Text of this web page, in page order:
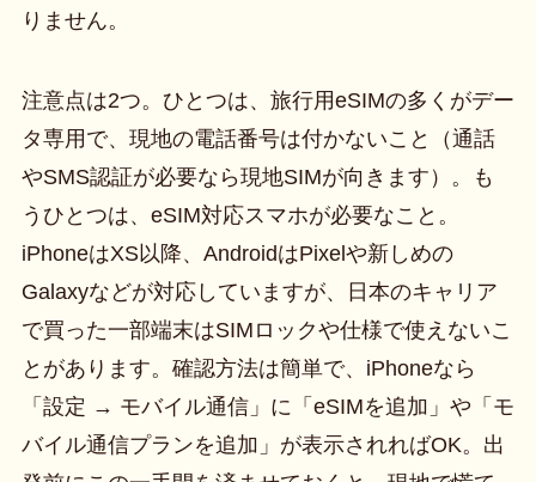
りません。
注意点は2つ。ひとつは、旅行用eSIMの多くがデー
タ専用で、現地の電話番号は付かないこと（通話
やSMS認証が必要なら現地SIMが向きます）。も
うひとつは、eSIM対応スマホが必要なこと。
iPhoneはXS以降、AndroidはPixelや新しめの
Galaxyなどが対応していますが、日本のキャリア
で買った一部端末はSIMロックや仕様で使えないこ
とがあります。確認方法は簡単で、iPhoneなら
「設定 → モバイル通信」に「eSIMを追加」や「モ
バイル通信プランを追加」が表示されればOK。出